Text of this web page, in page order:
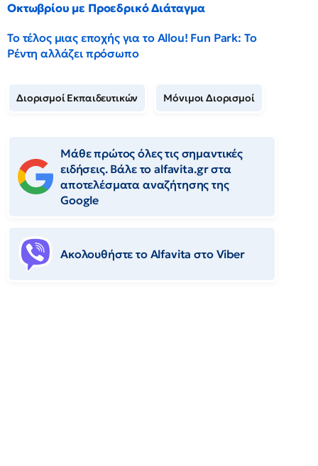
Οκτωβρίου με Προεδρικό Διάταγμα
Το τέλος μιας εποχής για το Allou! Fun Park: Το
Ρέντη αλλάζει πρόσωπο
Διορισμοί Εκπαιδευτικών Μόνιμοι Διορισμοί
Μάθε πρώτος όλες τις σημαντικές
ειδήσεις. Βάλε το alfavita.gr στα
αποτελέσματα αναζήτησης της
Google
Ακολουθήστε το Αlfavita στο Viber